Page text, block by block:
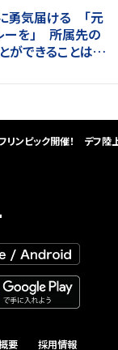
勇気届ける 「元
ーを」 所属先の
できることは当
リンピック開催！ デフ
要 採用情報